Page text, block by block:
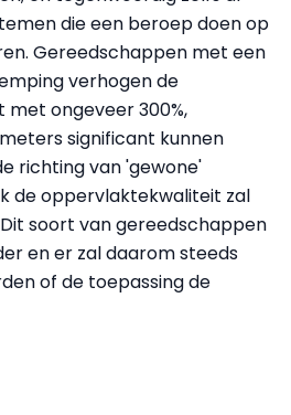
die een beroep doen op
Gereedschappen met een
verhogen de
ongeveer 300%,
significant kunnen
richting van 'gewone'
de oppervlaktekwaliteit zal
soort van gereedschappen
en er zal daarom steeds
of de toepassing de